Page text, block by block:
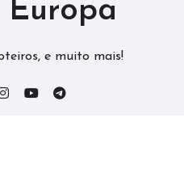
Europa
e muito mais!